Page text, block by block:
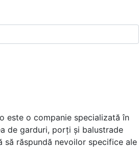
este o companie specializată în
de garduri, porți și balustrade
să răspundă nevoilor specifice ale